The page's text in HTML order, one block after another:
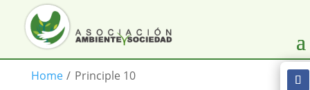
Home / Principle 10